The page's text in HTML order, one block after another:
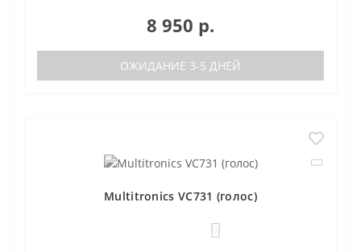
8 950 р.
ОЖИДАНИЕ 3-5 ДНЕЙ
Multitronics VC731 (голос)